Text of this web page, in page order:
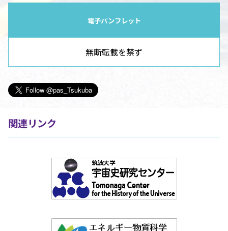
電子パンフレット
無断転載を禁ず
関連リンク